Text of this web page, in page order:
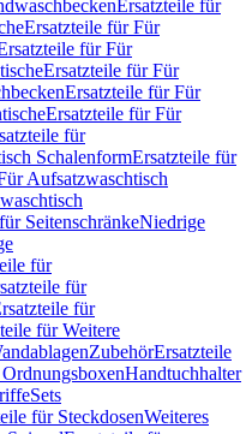
Ersatzteile für
Ersatzteile für Für
für Für
Ersatzteile für Für
Ersatzteile für Für
Ersatzteile für Für
für
SchalenformErsatzteile für
Aufsatzwaschtisch
SeitenschränkeNiedrige
für
für
für
für Weitere
ZubehörErsatzteile
Handtuchhalter
Sets
für SteckdosenWeiteres